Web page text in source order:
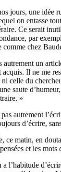
jours, une idée
on entasse
Ce serait
par
comme chez
autrement un
Il ne me
ni celle du
saute
»
autrement
d’écrire,
ce matin, en
et les
a l’habitude